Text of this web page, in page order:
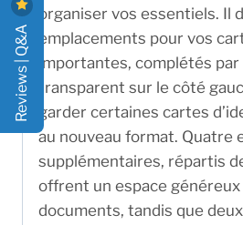
organiser vos essentiels. Il
emplacements pour vos
importantes, complétés
transparent sur le côté
garder certaines cartes
au nouveau format. Quatre
supplémentaires, répartis
offrent un espace généreux
documents, tandis que
Reviews | Q&A